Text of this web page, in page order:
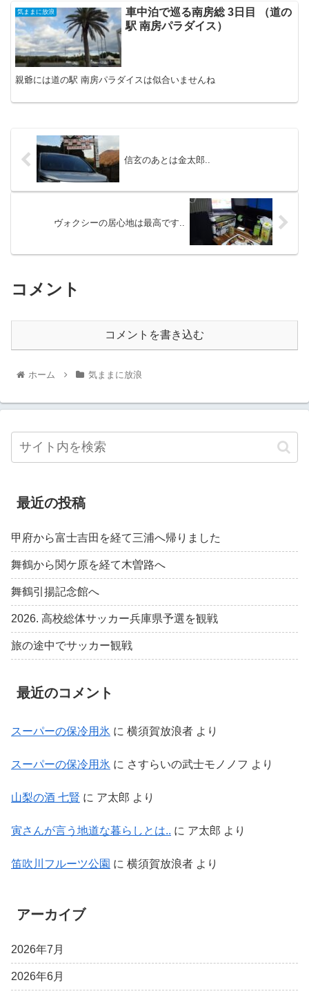
気ままに放浪
車中泊で巡る南房総 3日目 （道の
駅 南房パラダイス）
親爺には道の駅 南房パラダイスは似合いませんね
信玄のあとは金太郎..
ヴォクシーの居心地は最高です..
コメント
コメントを書き込む
ホーム 気ままに放浪
最近の投稿
甲府から富士吉田を経て三浦へ帰りました
舞鶴から関ケ原を経て木曽路へ
舞鶴引揚記念館へ
2026. 高校総体サッカー兵庫県予選を観戦
旅の途中でサッカー観戦
最近のコメント
スーパーの保冷用氷 に 横須賀放浪者 より
スーパーの保冷用氷 に さすらいの武士モノノフ より
山梨の酒 七賢 に ア太郎 より
寅さんが言う地道な暮らしとは.. に ア太郎 より
笛吹川フルーツ公園 に 横須賀放浪者 より
アーカイブ
2026年7月
2026年6月